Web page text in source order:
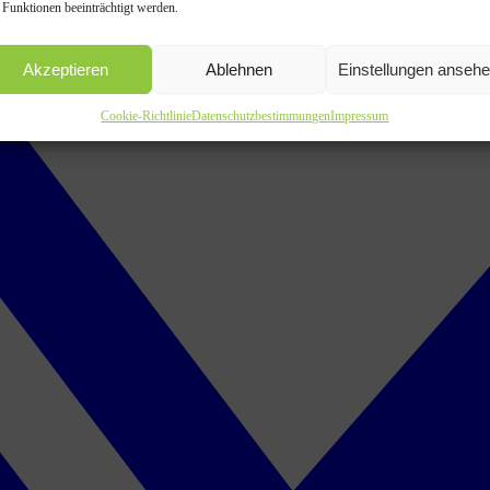
beeinträchtigt werden.
Akzeptieren Ablehnen Einstellungen
Cookie-RichtlinieDatenschutzbestimmungenImpressum